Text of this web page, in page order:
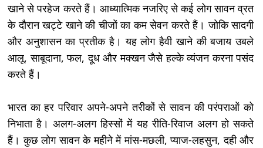
खाने से परहेज करते हैं। आध्यात्मिक नजरिए से कई लोग सावन व्रत
के दौरान खट्टे खाने की चीजों का कम सेवन करते हैं। जोकि सादगी
और अनुशासन का प्रतीक है। यह लोग हैवी खाने की बजाय उबले
आलू, साबूदाना, फल, दूध और मक्खन जैसे हल्के व्यंजन करना पसंद
करते हैं।
भारत का हर परिवार अपने-अपने तरीकों से सावन की परंपराओं को
निभाता है। अलग-अलग हिस्सों में यह रीति-रिवाज अलग हो सकते
हैं। कुछ लोग सावन के महीने में मांस-मछली, प्याज-लहसुन, दही और